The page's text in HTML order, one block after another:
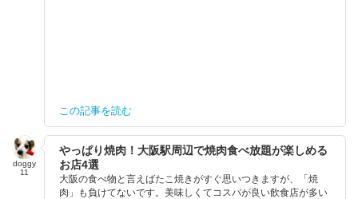
この記事を読む
doggy
11
やっぱり焼肉！大阪駅周辺で焼肉食べ放題が楽しめる
お店4選
大阪の食べ物と言えばたこ焼きがすぐ思いつきますが、「焼
肉」も負けてないです。美味しくてコスパが良い飲食店が多い